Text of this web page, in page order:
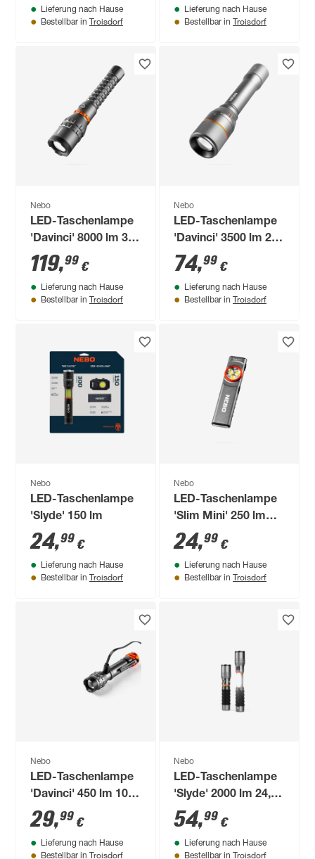
Lieferung nach Hause
Bestellbar in Troisdorf
Lieferung nach Hause
Bestellbar in Troisdorf
Nebo
LED-Taschenlampe
'Davinci' 8000 lm 35
cm
119,99 €
Lieferung nach Hause
Bestellbar in Troisdorf
Nebo
LED-Taschenlampe
'Davinci' 3500 lm 21
cm
74,99 €
Lieferung nach Hause
Bestellbar in Troisdorf
Nebo
LED-Taschenlampe
'Slyde' 150 lm
24,99 €
Lieferung nach Hause
Bestellbar in Troisdorf
Nebo
LED-Taschenlampe
'Slim Mini' 250 lm
11,4 cm
24,99 €
Lieferung nach Hause
Bestellbar in Troisdorf
Nebo
LED-Taschenlampe
'Davinci' 450 lm 10,9
cm
29,99 €
Lieferung nach Hause
Bestellbar in Troisdorf
Nebo
LED-Taschenlampe
'Slyde' 2000 lm 24,4
cm
54,99 €
Lieferung nach Hause
Bestellbar in Troisdorf